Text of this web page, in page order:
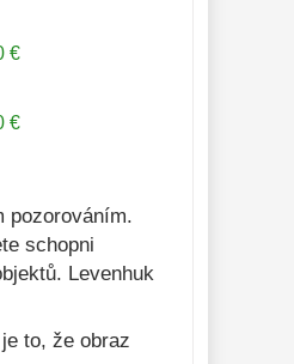
€
€
pozorováním.
schopni
Levenhuk
to, že obraz